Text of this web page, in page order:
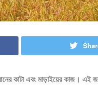
কাটা এবং মাড়াইয়ের কাজ। এই